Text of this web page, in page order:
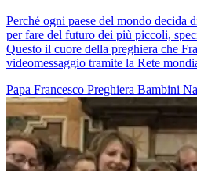
Perché ogni paese del mondo decida
per fare del futuro dei più piccoli,
Questo il cuore della preghiera che
videomessaggio tramite la Rete
Papa Francesco Preghiera Bambini